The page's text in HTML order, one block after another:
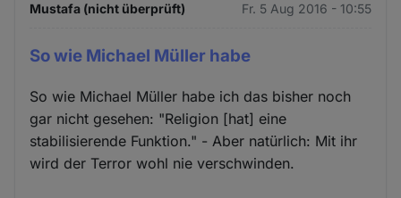
Mustafa (nicht überprüft) Fr. 5 Aug 2016 - 10:55
So wie Michael Müller habe
So wie Michael Müller habe ich das bisher noch
gar nicht gesehen: "Religion [hat] eine
stabilisierende Funktion." - Aber natürlich: Mit ihr
wird der Terror wohl nie verschwinden.